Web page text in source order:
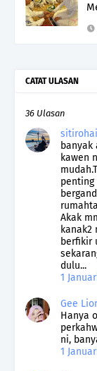
CATAT ULASAN
36 Ulasan
banyak
kawen
Akak
kanak2
berfikir
dulu...
1
Gee
Hanya
ni,
1